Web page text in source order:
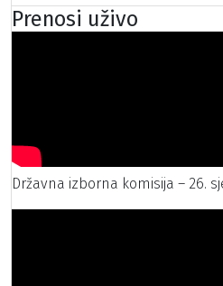
Prenosi uživo
Državna izborna komisija – 26.